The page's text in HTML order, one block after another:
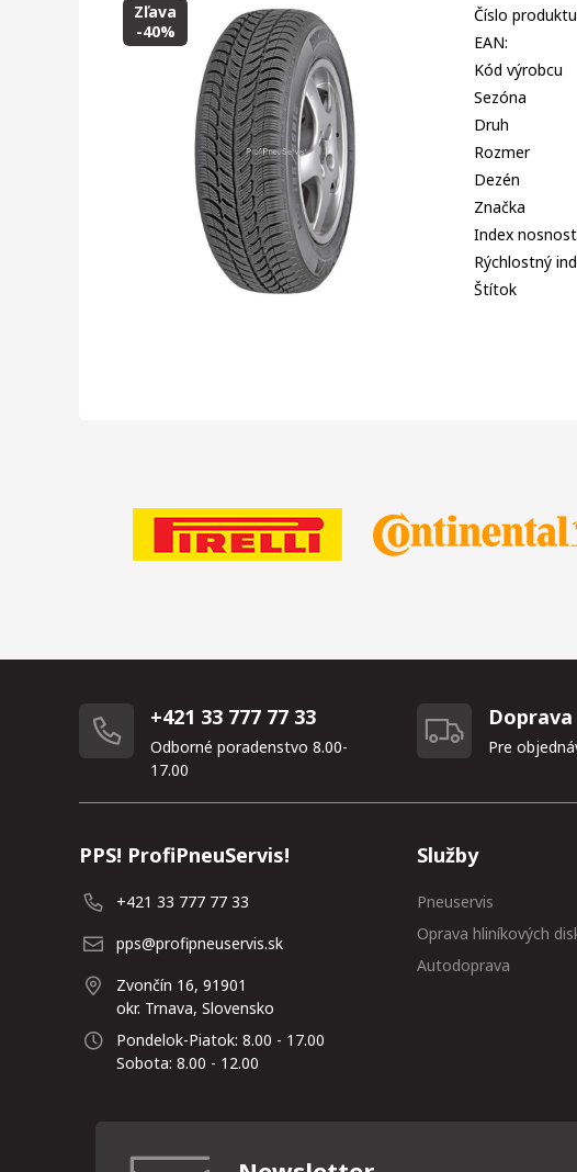
Zľava
-40%
Číslo
EAN:
Kód výrobcu
Sezóna
Druh
Rozmer
Dezén
Značka
Index
Rýchlostný
Štítok
+421 33 777 77 33
Odborné poradenstvo 8.00-
17.00
Pre
PPS! ProfiPneuServis!
+421 33 777 77 33
pps@profipneuservis.sk
Zvončín 16, 91901
okr. Trnava, Slovensko
Pondelok-Piatok: 8.00 - 17.00
Sobota: 8.00 - 12.00
Služby
Pneuservis
Oprava hliníkových
Autodoprava